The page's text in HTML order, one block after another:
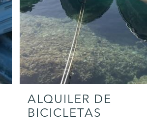
ALQUILER DE
BICICLETAS